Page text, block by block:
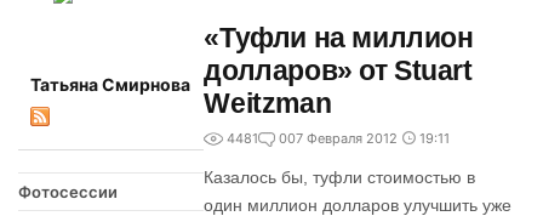
Татьяна Смирнова
Фотосессии
«Туфли на миллион
долларов» от Stuart
Weitzman
4481 007 Февраля 2012 19:11
Казалось бы, туфли стоимостью в
один миллион долларов улучшить уже